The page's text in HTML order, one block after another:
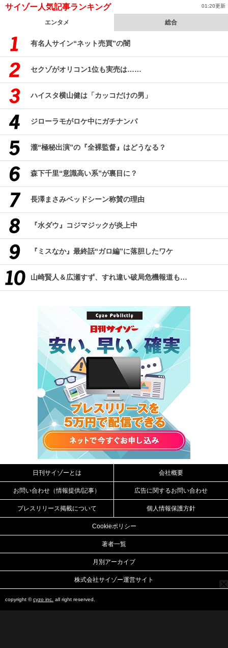
サイゾー人気記事ランキング 01:20更新
エンタメ 総合
有名人サイン“ネット売買”の闇
セクゾがオリコン1位も実売は……
ハイスタ横山健は「カッコだけの男」
ジローラモがロケ中にガチナンパ
瀧“極秘出演”の『全裸監督』はどうなる？
森下千里“意識高い系”が裏目に？
長澤まさみベッドシーン称賛の理由
『水ダウ』コジマジックが炎上中
『ミスなか』最終話“ガロ編”に落胆したワケ
山崎賢人＆広瀬すず、すれ違い破局危機報道も…
日刊サイゾーとは 会社概要
お問い合わせ（情報提供/記事） 広告に関するお問い合わせ
プレスリリース掲載について 個人情報保護方針
Cookieポリシー
著者一覧
月別アーカイブ
株式会社サイゾー運営サイト
copyright ©cyzo inc. all right reserved.